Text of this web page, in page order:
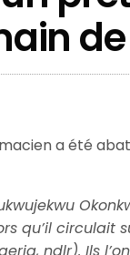
de
a été
qu’il circulait